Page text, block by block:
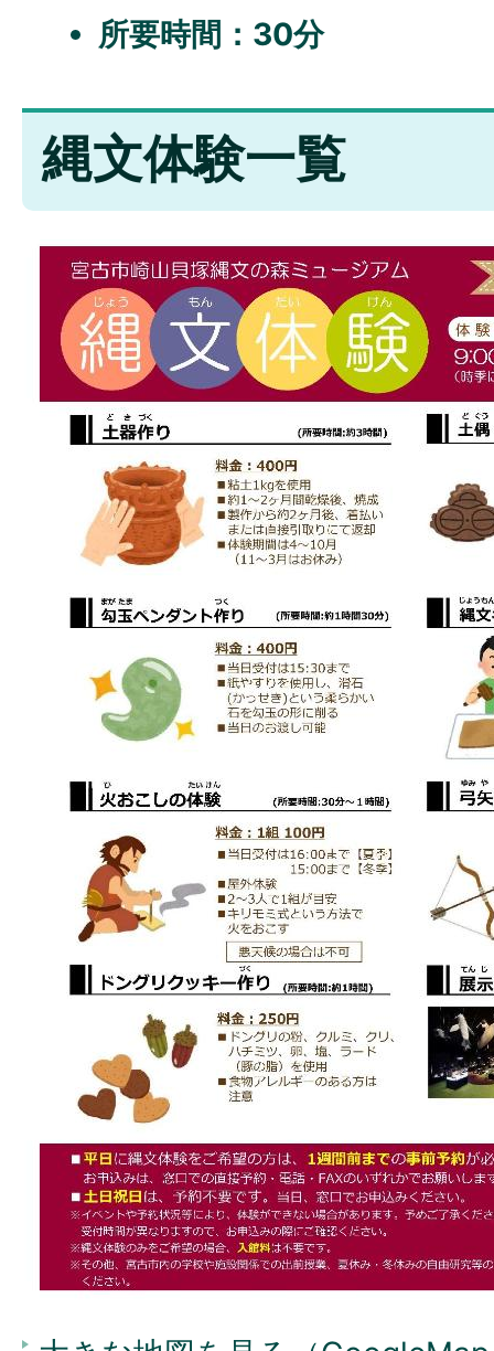
所要時間：30分
縄文体験一覧